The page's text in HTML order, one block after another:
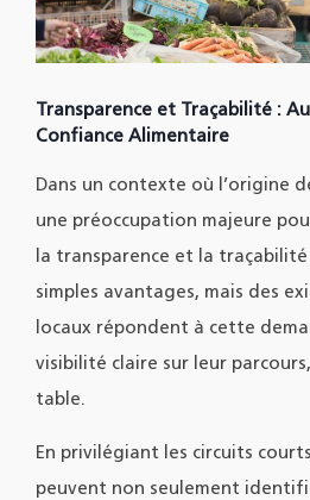
Transparence et Traçabilité :
Confiance Alimentaire
Dans un contexte où l’origine
une préoccupation majeure
la transparence et la
simples avantages, mais des
locaux répondent à cette
visibilité claire sur leur
table.
En privilégiant les circuits
peuvent non seulement